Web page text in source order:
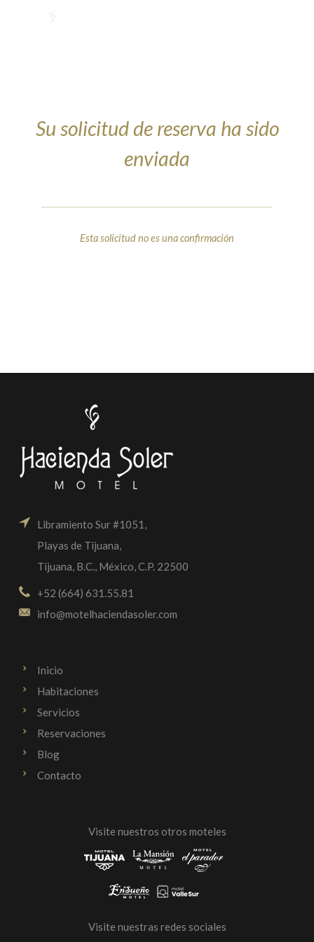
Su solicitud de reserva ha sido
enviada
Esta solicitud no es una confirmación
Libramiento Sur #1051,
Playas de Tijuana,
Tijuana, B.C., México, C.P. 22500
+52 (664) 631.55.81
info@motelhaciendasoler.com
Inicio
Habitaciones
Servicios
Reservaciones
Blog
Contacto
Visite nuestros otros moteles
Visite nuestras redes sociales